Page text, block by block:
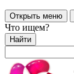
Открыть меню
Что ищем?
Найти